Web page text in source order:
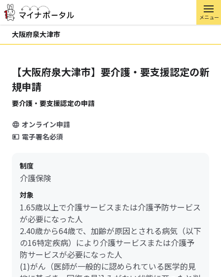
メニュー
大阪府泉大津市
【大阪府泉大津市】要介護・要支援認定の新
規申請
要介護・要支援認定の申請
オンライン申請
電子署名必須
制度
介護保険
対象
1.65歳以上で介護サービスまたは介護予防サービス
が必要になった人
2.40歳から64歳で、加齢が原因とされる病気（以下
の16特定疾病）により介護サービスまたは介護予
防サービスが必要になった人
(1)がん（医師が一般的に認められている医学的見